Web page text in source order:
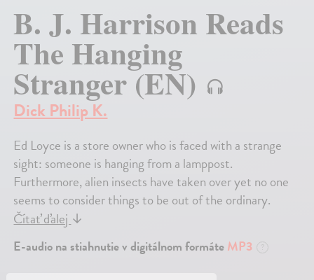
B. J. Harrison Reads
The Hanging
Stranger (EN)
Dick Philip K.
Ed Loyce is a store owner who is faced with a strange
sight: someone is hanging from a lamppost.
Furthermore, alien insects have taken over yet no one
seems to consider things to be out of the ordinary.
Čítať ďalej↓
E-audio na stiahnutie v digitálnom formáteMP3 ?